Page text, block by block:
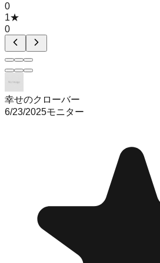
0
1★
0
幸せのクローバー
6/23/2025モニター